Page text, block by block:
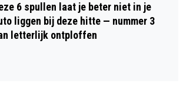
6 spullen laat je beter niet in je
liggen bij deze hitte — nummer 3
letterlijk ontploffen